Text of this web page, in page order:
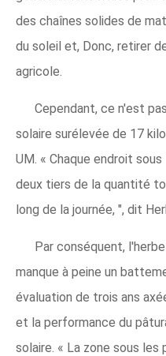
des chaînes solides de
du soleil et, Donc, retirer
agricole.
Cependant, ce n'est
solaire surélevée de 17
UM. « Chaque endroit
deux tiers de la quantité
long de la journée, ", dit
Par conséquent,
manque à peine un
évaluation de trois ans
et la performance du
solaire. « La zone sous les